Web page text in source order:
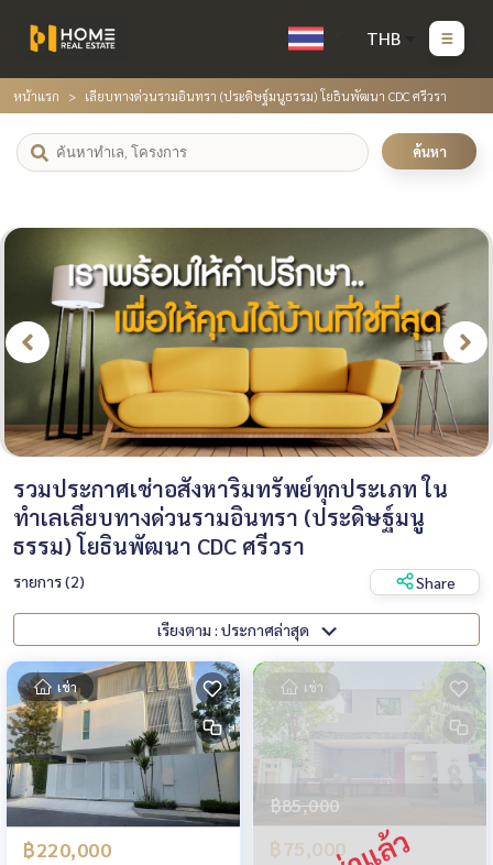
THB
หน้าแรก เลียบทางด่วนรามอินทรา (ประดิษฐ์มนูธรรม) โยธินพัฒนา CDC ศรีวรา
ค้นหา
รวมประกาศเช่าอสังหาริมทรัพย์ทุกประเภท ใน
ทำเลเลียบทางด่วนรามอินทรา (ประดิษฐ์มนู
ธรรม) โยธินพัฒนา CDC ศรีวรา
รายการ (2) Share
เรียงตาม : ประกาศล่าสุด
เช่า
฿220,000
เช่า
฿85,000
฿75,000